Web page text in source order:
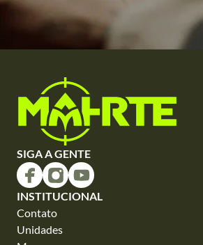
SIGA A GENTE
INSTITUCIONAL
Contato
Unidades